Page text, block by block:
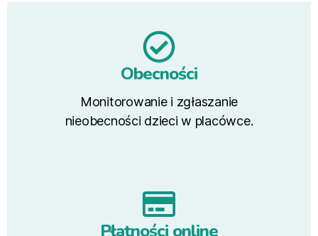
Obecności
Monitorowanie i zgłaszanie
nieobecności dzieci w placówce.
Płatności online